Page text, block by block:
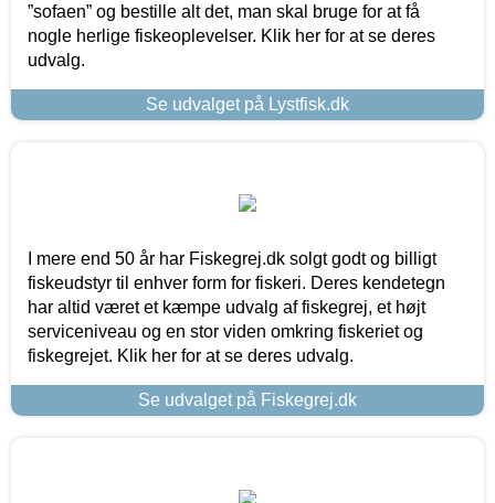
”sofaen” og bestille alt det, man skal bruge for at få
nogle herlige fiskeoplevelser. Klik her for at se deres
udvalg.
Se udvalget på Lystfisk.dk
I mere end 50 år har Fiskegrej.dk solgt godt og billigt
fiskeudstyr til enhver form for fiskeri. Deres kendetegn
har altid været et kæmpe udvalg af fiskegrej, et højt
serviceniveau og en stor viden omkring fiskeriet og
fiskegrejet. Klik her for at se deres udvalg.
Se udvalget på Fiskegrej.dk